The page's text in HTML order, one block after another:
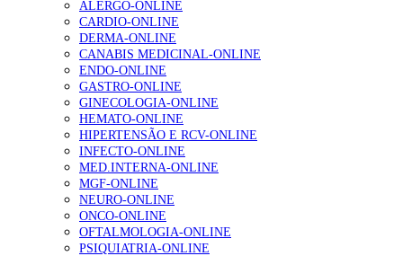
gesto conta e cada profissional faz a diferença”
202 visualizações
Alguns milhares de utentes podem ficar sem médico de
família com nova regras do registo, alerta associação
175 visualizações
Quase quatro em cada dez doentes com enfarte
apresentavam níveis elevados de Lp(a), revela estudo
86 visualizações
ALERGO-ONLINE
CARDIO-ONLINE
DERMA-ONLINE
CANABIS MEDICINAL-ONLINE
ENDO-ONLINE
GASTRO-ONLINE
GINECOLOGIA-ONLINE
HEMATO-ONLINE
HIPERTENSÃO E RCV-ONLINE
INFECTO-ONLINE
MED.INTERNA-ONLINE
MGF-ONLINE
NEURO-ONLINE
ONCO-ONLINE
OFTALMOLOGIA-ONLINE
PSIQUIATRIA-ONLINE